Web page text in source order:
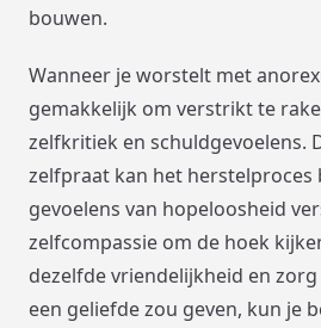
bouwen.
Wanneer je worstelt met
gemakkelijk om verstrikt te
zelfkritiek en schuldgevoelens.
zelfpraat kan het herstelproces
gevoelens van hopeloosheid
zelfcompassie om de hoek
dezelfde vriendelijkheid en
een geliefde zou geven, kun je